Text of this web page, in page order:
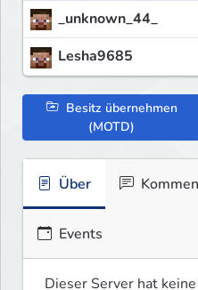
_unknown_44_
Lesha9685
Besitz übernehmen
(MOTD)
Über
Events
Dieser Server hat